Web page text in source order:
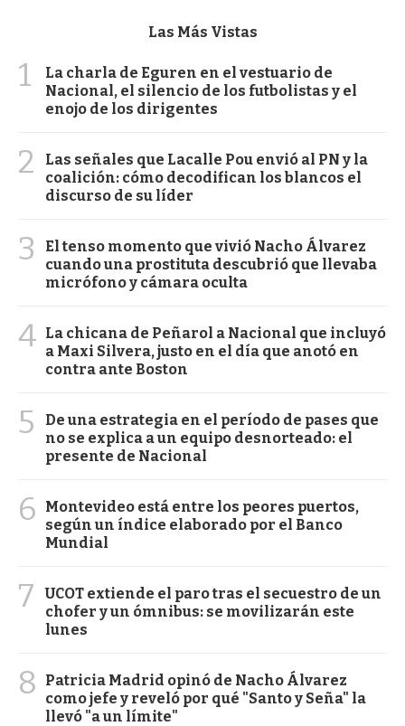
Las Más Vistas
1
La charla de Eguren en el vestuario de
Nacional, el silencio de los futbolistas y el
enojo de los dirigentes
2
Las señales que Lacalle Pou envió al PN y la
coalición: cómo decodifican los blancos el
discurso de su líder
3
El tenso momento que vivió Nacho Álvarez
cuando una prostituta descubrió que llevaba
micrófono y cámara oculta
4 La chicana de Peñarol a Nacional que incluyó
a Maxi Silvera, justo en el día que anotó en
contra ante Boston
5
De una estrategia en el período de pases que
no se explica a un equipo desnorteado: el
presente de Nacional
6
Montevideo está entre los peores puertos,
según un índice elaborado por el Banco
Mundial
7
UCOT extiende el paro tras el secuestro de un
chofer y un ómnibus: se movilizarán este
lunes
8
Patricia Madrid opinó de Nacho Álvarez
como jefe y reveló por qué "Santo y Seña" la
llevó "a un límite"